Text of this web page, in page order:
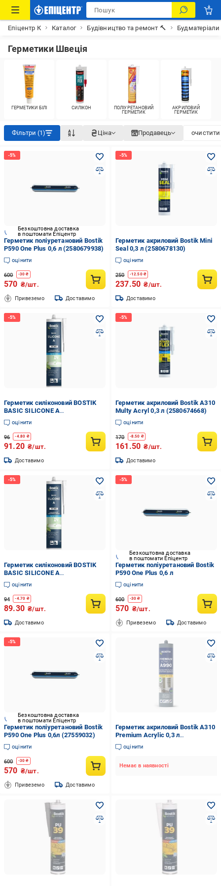
Епіцентр К Каталог Будівництво та ремонт 🔨 Будматеріали
Герметики Швеція
ГЕРМЕТИКИ БІЛІ СИЛІКОН
ПОЛІУРЕТАНОВИЙ
ГЕРМЕТИК
АКРИЛОВИЙ
ГЕРМЕТИК
Фільтри (1) Ціна Продавець очистити
Безкоштовна доставка
в поштомати Епіцентр
Герметик поліуретановий Bostik
P590 One Plus 0,6 л (2580679938)
оцінити
600 -30 ₴
570 ₴/шт.
Привеземо Доставимо
Герметик акриловий Bostik Mini
Seal 0,3 л (2580678130)
оцінити
250 -12.50₴
237.50 ₴/шт.
Доставимо
Герметик силіконовий BOSTIK
BASIC SILICONE A
універсальний 280 мл
(2088751689)
оцінити
96 -4.80 ₴
91.20 ₴/шт.
Доставимо
Герметик акриловий Bostik A310
Multy Acryl 0,3 л (2580674668)
оцінити
170 -8.50 ₴
161.50 ₴/шт.
Доставимо
Герметик силіконовий BOSTIK
BASIC SILICONE A
універсальний безбарвний 280
мл (2088751774)
оцінити
94 -4.70 ₴
89.30 ₴/шт.
Доставимо
Безкоштовна доставка
в поштомати Епіцентр
Герметик поліуретановий Bostik
P590 One Plus 0,6 л
оцінити
600 -30 ₴
570 ₴/шт.
Привеземо Доставимо
Безкоштовна доставка
в поштомати Епіцентр
Герметик поліуретановий Bostik
P590 One Plus 0,6л (27559032)
оцінити
600 -30 ₴
570 ₴/шт.
Привеземо Доставимо
Герметик акриловий Bostik A310
Premium Acrylic 0,3 л
(2580674737)
оцінити
Немає в наявності